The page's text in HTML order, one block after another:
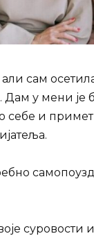
али сам
Дам у мени је
себе и
суровости